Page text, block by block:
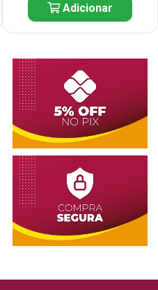
Adicionar